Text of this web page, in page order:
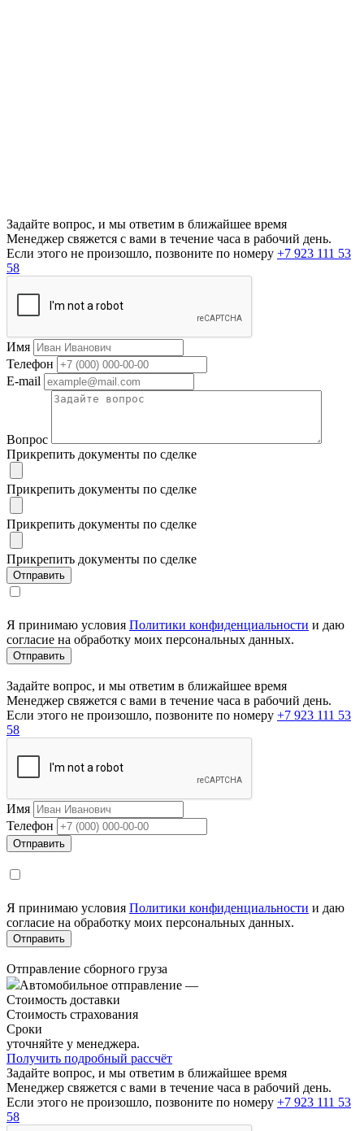
Задайте вопрос, и мы ответим в ближайшее время
Менеджер свяжется с вами в течение часа в рабочий день.
Если этого не произошло, позвоните по номеру +7 923 111 53
58
Имя
Телефон
E-mail
Вопрос
Прикрепить документы по сделке
Прикрепить документы по сделке
Прикрепить документы по сделке
Прикрепить документы по сделке
Я принимаю условия Политики конфиденциальности и даю
согласие на обработку моих персональных данных.
Задайте вопрос, и мы ответим в ближайшее время
Менеджер свяжется с вами в течение часа в рабочий день.
Если этого не произошло, позвоните по номеру +7 923 111 53
58
Имя
Телефон
Я принимаю условия Политики конфиденциальности и даю
согласие на обработку моих персональных данных.
Отправление сборного груза
Автомобильное отправление —
Стоимость доставки
Стоимость страхования
Сроки
уточняйте у менеджера.
Получить подробный рассчёт
Задайте вопрос, и мы ответим в ближайшее время
Менеджер свяжется с вами в течение часа в рабочий день.
Если этого не произошло, позвоните по номеру +7 923 111 53
58